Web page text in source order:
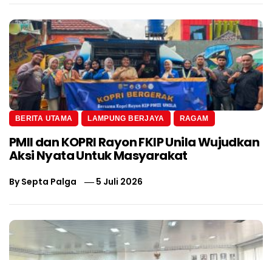
BERITA UTAMA LAMPUNG BERJAYA RAGAM
PMII dan KOPRI Rayon FKIP Unila Wujudkan
Aksi Nyata Untuk Masyarakat
BySepta Palga 5 Juli 2026